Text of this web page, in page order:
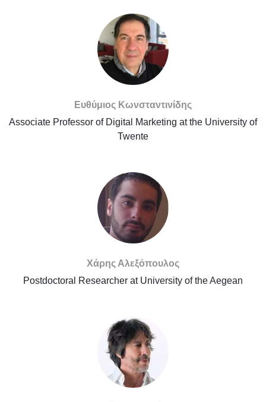
Ευθύμιος Κωνσταντινίδης
Associate Professor of Digital Marketing at the University of
Twente
Χάρης Αλεξόπουλος
Postdoctoral Researcher at University of the Aegean